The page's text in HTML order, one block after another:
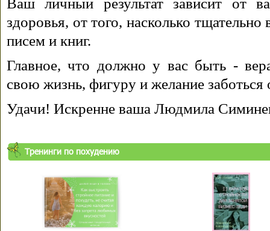
Ваш личный результат зависит от
здоровья, от того, насколько
писем и книг.
Главное, что должно у вас быть -
свою жизнь, фигуру и желание заботься
Удачи! Искренне ваша Людмила
Тренинги по похудению